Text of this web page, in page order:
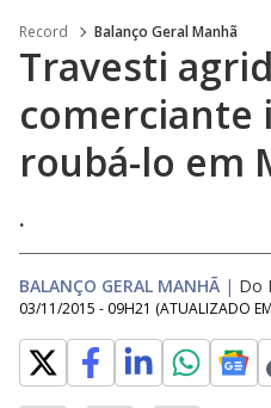
Record Balanço Geral Manhã
Travesti
comerciante
roubá-lo em
.
BALANÇO GERAL MANHÃ | Do
03/11/2015 - 09H21 (ATUALIZADO EM